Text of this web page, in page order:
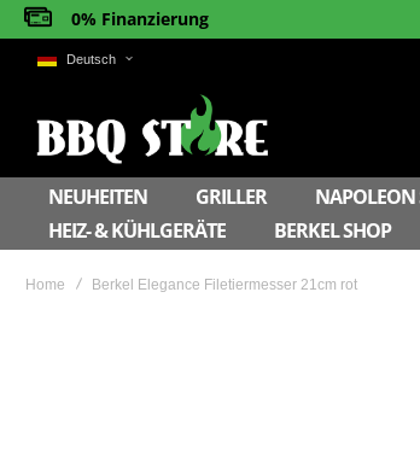
0% Finanzierung
Deutsch
NEUHEITEN GRILLER NAPOLEON
HEIZ- & KÜHLGERÄTE
BERKEL SHOP
Home Berkel Elegance Filetiermesser 21cm rot